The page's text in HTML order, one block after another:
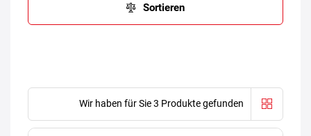
Sortieren
Wir haben für Sie 3 Produkte gefunden